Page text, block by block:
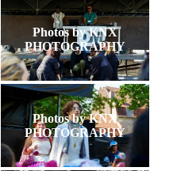
Photos by KNX
PHOTOGRAPHY
Photos by KNX
PHOTOGRAPHY